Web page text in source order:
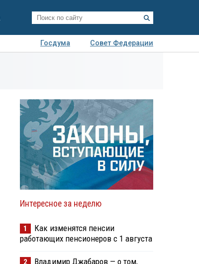
Госдума
Совет Федерации
Интересное за неделю
1
Как изменятся пенсии
работающих пенсионеров с 1 августа
2
Владимир Джабаров — о том,